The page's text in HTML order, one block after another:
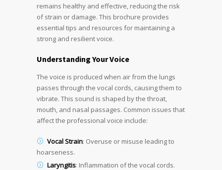
remains healthy and effective, reducing the risk
of strain or damage. This brochure provides
essential tips and resources for maintaining a
strong and resilient voice.
Understanding Your Voice
The voice is produced when air from the lungs
passes through the vocal cords, causing them to
vibrate. This sound is shaped by the throat,
mouth, and nasal passages. Common issues that
affect the professional voice include:
Vocal Strain: Overuse or misuse leading to
hoarseness.
Laryngitis: Inflammation of the vocal cords.